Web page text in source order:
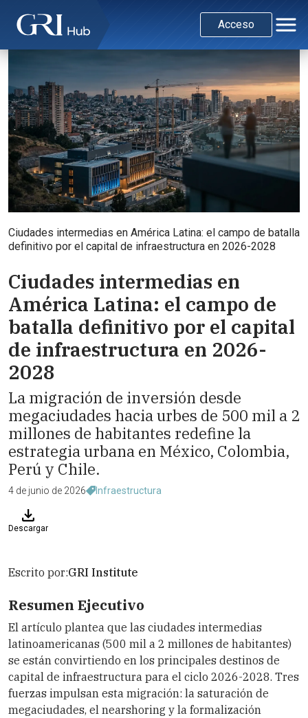
Acceso
Ciudades intermedias en América Latina: el campo de batalla
definitivo por el capital de infraestructura en 2026-2028
Ciudades intermedias en
América Latina: el campo de
batalla definitivo por el capital
de infraestructura en 2026-
2028
La migración de inversión desde
megaciudades hacia urbes de 500 mil a 2
millones de habitantes redefine la
estrategia urbana en México, Colombia,
Perú y Chile.
4 de junio de 2026 Infraestructura
Descargar
Escrito por:GRI Institute
Resumen Ejecutivo
El artículo plantea que las ciudades intermedias
latinoamericanas (500 mil a 2 millones de habitantes)
se están convirtiendo en los principales destinos de
capital de infraestructura para el ciclo 2026-2028. Tres
fuerzas impulsan esta migración: la saturación de
megaciudades, el nearshoring y la formalización